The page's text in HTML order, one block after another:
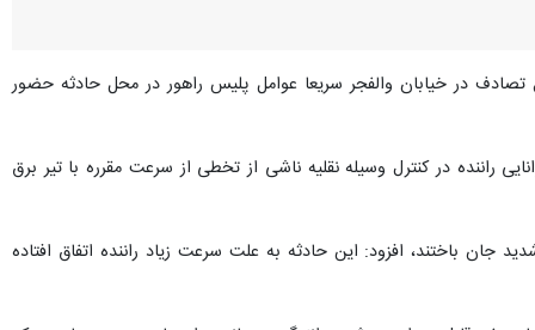
در خیابان والفجر سریعا عوامل پلیس راهور در محل حادثه حضور
در کنترل وسیله نقلیه ناشی از تخطی از سرعت مقرره با تیر برق
باختند، افزود: این حادثه به علت سرعت زیاد راننده اتفاق افتاده